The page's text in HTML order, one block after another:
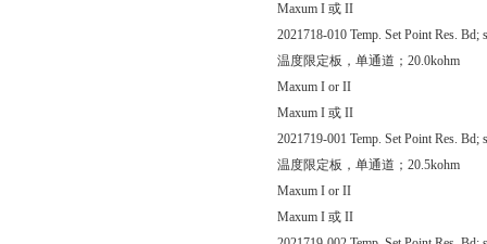
Maxum I 或 II
2021718-010 Temp. Set Point Res. Bd;
温度限定板，单通道；20.0kohm
Maxum I or II
Maxum I 或 II
2021719-001 Temp. Set Point Res. Bd;
温度限定板，单通道；20.5kohm
Maxum I or II
Maxum I 或 II